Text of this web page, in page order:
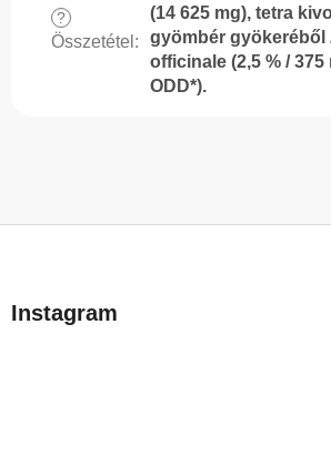
?
Összetétel :
(14 625 mg), tetra
gyömbér gyökeréből
officinale (2,5 % / 375
ODD*).
bInstagram